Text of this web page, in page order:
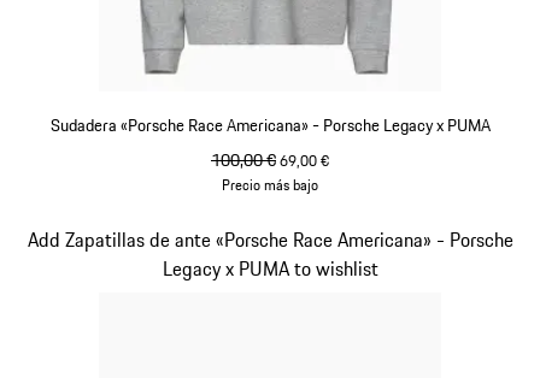
Sudadera «Porsche Race Americana» - Porsche Legacy x PUMA
precio original
100,00 €precio de venta
69,00 €
Precio más bajo
Add Zapatillas de ante «Porsche Race Americana» - Porsche
Legacy x PUMA to wishlist
Diapositiva 2 de 10